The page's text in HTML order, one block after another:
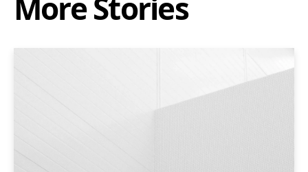
More Stories